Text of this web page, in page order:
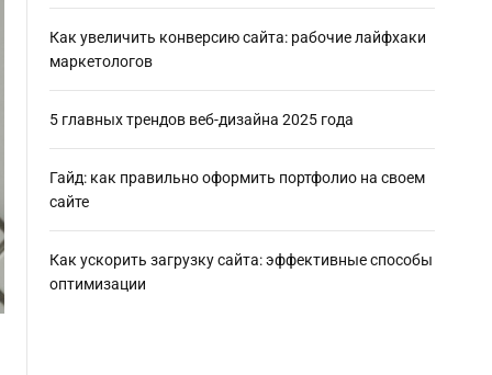
Как увеличить конверсию сайта: рабочие лайфхаки
маркетологов
5 главных трендов веб-дизайна 2025 года
Гайд: как правильно оформить портфолио на своем
сайте
Как ускорить загрузку сайта: эффективные способы
оптимизации